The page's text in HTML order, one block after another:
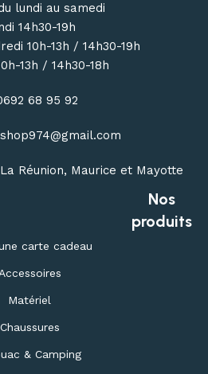
lundi au samedi
14h30-19h
10h-13h / 14h30-19h
13h / 14h30-18h
68 95 92
Réunion, Maurice et Mayotte
Nos
produits
carte cadeau
Matériel
Chaussures
& Camping